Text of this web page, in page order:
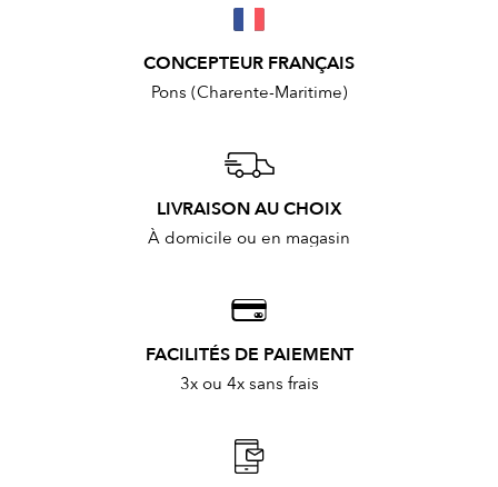
CONCEPTEUR FRANÇAIS
Pons (Charente-Maritime)
LIVRAISON AU CHOIX
À domicile ou en magasin
FACILITÉS DE PAIEMENT
3x ou 4x sans frais